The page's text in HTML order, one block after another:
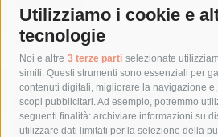
Utilizziamo i cookie e
tecnologie
Noi e altre 3 terze parti selezionate
simili. Questi strumenti sono essenziali per
contenuti digitali, migliorare la navigazione
scopi pubblicitari. Ad esempio, potremmo
seguenti finalità: archiviare informazioni su
utilizzare dati limitati per la selezione della
Tag
acqua allerta meteo
anas
area marina protetta di punta